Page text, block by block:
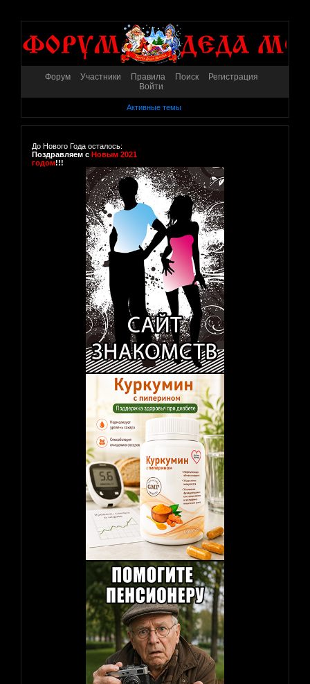
Форум Участники Правила Поиск
Регистрация
Войти
Активные темы
До Нового Года осталось:
Поздравляем с Новым 2021
годом!!!